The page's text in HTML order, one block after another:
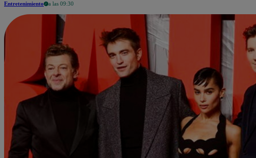
Entretenimiento a las 09:30